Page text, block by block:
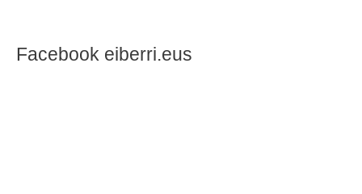
Facebook eiberri.eus